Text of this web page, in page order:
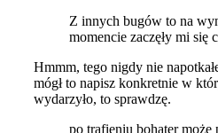
Z innych bugów to na
momencie zaczęły mi się
Hmmm, tego nigdy nie
mógł to napisz konkretnie w
wydarzyło, to sprawdzę.
po trafieniu bohater może